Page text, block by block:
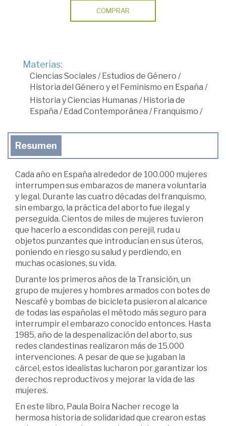
COMPRAR
Materias:
Ciencias Sociales/Estudios de Género /
Historia del Género y el Feminismo en España /
Historia y Ciencias Humanas/Historia de
España /Edad Contemporánea /Franquismo /
Resumen
Cada año en España alrededor de 100.000 mujeres
interrumpen sus embarazos de manera voluntaria
y legal. Durante las cuatro décadas del franquismo,
sin embargo, la práctica del aborto fue ilegal y
perseguida. Cientos de miles de mujeres tuvieron
que hacerlo a escondidas con perejil, ruda u
objetos punzantes que introducían en sus úteros,
poniendo en riesgo su salud y perdiendo, en
muchas ocasiones, su vida.
Durante los primeros años de la Transición, un
grupo de mujeres y hombres armados con botes de
Nescafé y bombas de bicicleta pusieron al alcance
de todas las españolas el método más seguro para
interrumpir el embarazo conocido entonces. Hasta
1985, año de la despenalización del aborto, sus
redes clandestinas realizaron más de 15.000
intervenciones. A pesar de que se jugaban la
cárcel, estos idealistas lucharon por garantizar los
derechos reproductivos y mejorar la vida de las
mujeres.
En este libro, Paula Boira Nacher recoge la
hermosa historia de solidaridad que crearon estas